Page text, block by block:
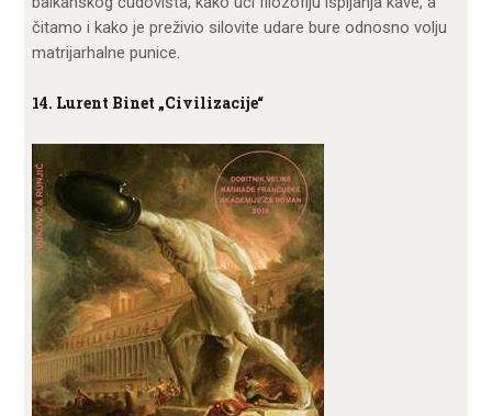
čitamo i kako je preživio silovite udare bure odnosno volju
matrijarhalne punice.
14. Lurent Binet „Civilizacije“